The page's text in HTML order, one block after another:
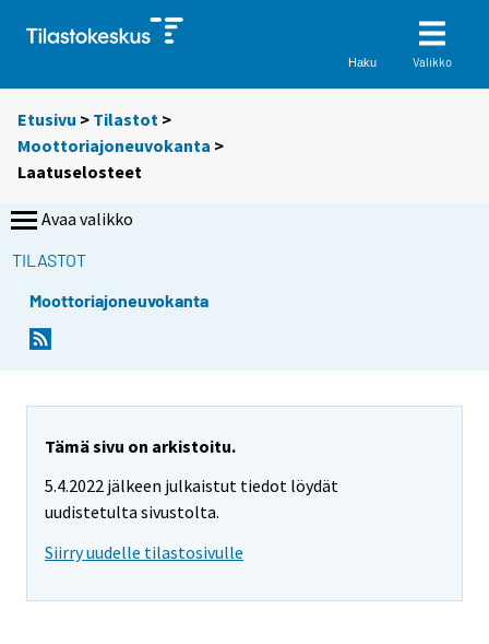
Haku Valikko
Etusivu > Tilastot >
Moottoriajoneuvokanta >
Laatuselosteet
Avaa valikko
TILASTOT
Moottoriajoneuvokanta
Tämä sivu on arkistoitu.
5.4.2022 jälkeen julkaistut tiedot löydät
uudistetulta sivustolta.
Siirry uudelle tilastosivulle